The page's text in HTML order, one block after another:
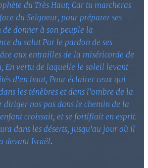
du Très Haut; Car tu marcheras
du Seigneur, pour préparer ses
de donner à son peuple la
du salut Par le pardon de ses
aux entrailles de la miséricorde de
En vertu de laquelle le soleil levant
d'en haut, Pour éclairer ceux qui
les ténèbres et dans l'ombre de la
diriger nos pas dans le chemin de la
croissait, et se fortifiait en esprit.
dans les déserts, jusqu'au jour où il
devant Israël.